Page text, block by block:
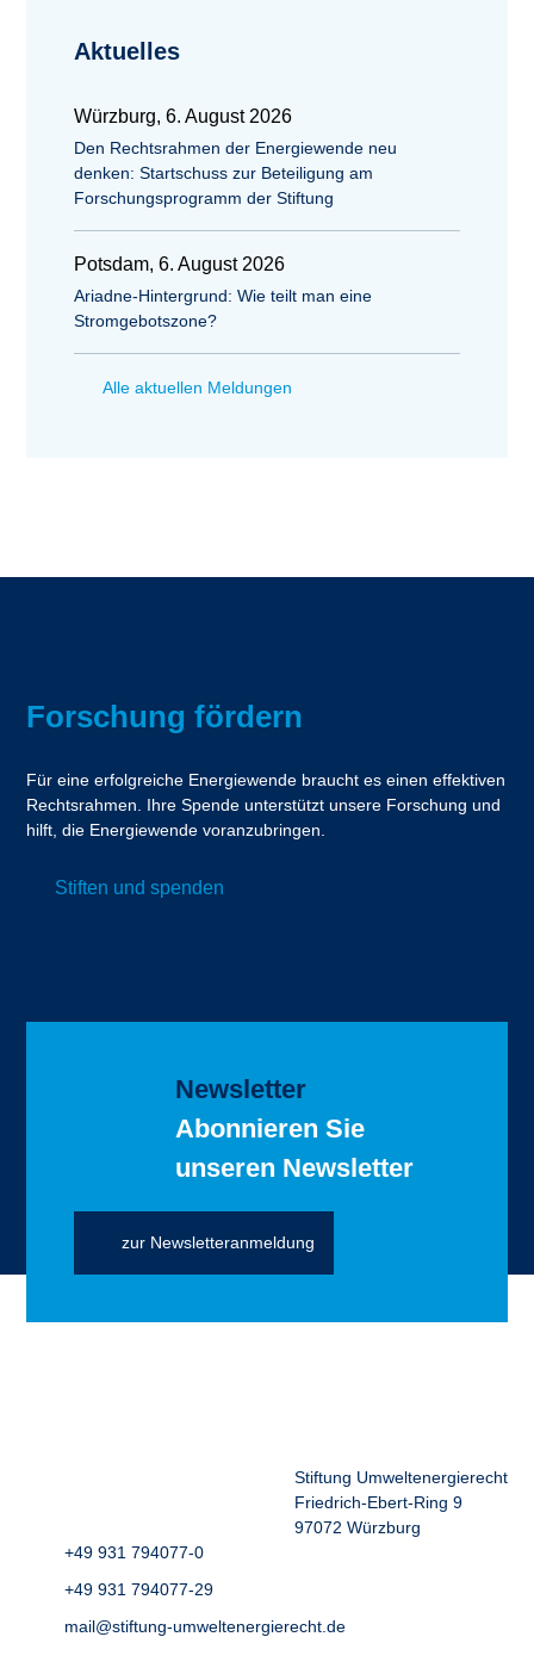
Aktuelles
Würzburg, 6. August 2026
Den Rechtsrahmen der Energiewende neu
denken: Startschuss zur Beteiligung am
Forschungsprogramm der Stiftung
Potsdam, 6. August 2026
Ariadne-Hintergrund: Wie teilt man eine
Stromgebotszone?
Alle aktuellen Meldungen
Forschung fördern
Für eine erfolgreiche Energiewende braucht es einen effektiven
Rechtsrahmen. Ihre Spende unterstützt unsere Forschung und
hilft, die Energiewende voranzubringen.
Stiften und spenden
Newsletter
Abonnieren Sie
unseren Newsletter
zur Newsletteranmeldung
Stiftung Umweltenergierecht
Friedrich-Ebert-Ring 9
97072 Würzburg
+49 931 794077-0
+49 931 794077-29
mail@stiftung-umweltenergierecht.de